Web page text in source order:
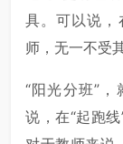
具。可以说，
师，无一不受
“阳光分班”
说，在“起跑